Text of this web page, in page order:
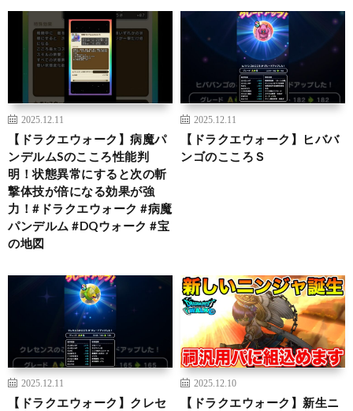
2025.12.11
【ドラクエウォーク】病魔パ
ンデルムSのこころ性能判
明！状態異常にすると次の斬
撃体技が倍になる効果が強
力！#ドラクエウォーク #病魔
パンデルム #DQウォーク #宝
の地図
2025.12.11
【ドラクエウォーク】ヒババ
ンゴのこころＳ
2025.12.11
【ドラクエウォーク】クレセ
2025.12.10
【ドラクエウォーク】新生ニ